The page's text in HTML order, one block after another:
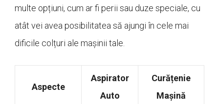
multe opțiuni, cum ar fi perii sau duze speciale, cu
atât vei avea posibilitatea să ajungi în cele mai
dificile colțuri ale mașinii tale.
Aspecte
Aspirator
Auto
Curățenie
Mașină